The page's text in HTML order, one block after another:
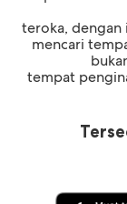
teroka, dengan
mencari
tempat